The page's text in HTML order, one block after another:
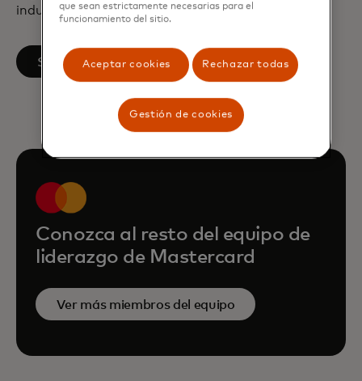
industria hasta el día de hoy.
Síguenos en LinkedIn
se abre en una pestaña nueva
Conozca al resto del equipo de
liderazgo de Mastercard
Ver más miembros del equipo
que sean estrictamente necesarias para el
funcionamiento del sitio.
Aceptar cookies Rechazar todas
Gestión de cookies